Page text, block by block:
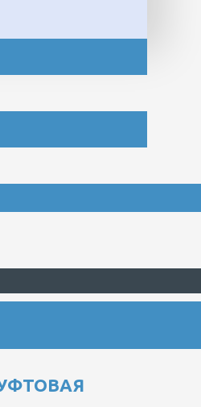
ОБОРУДОВАНИЕ